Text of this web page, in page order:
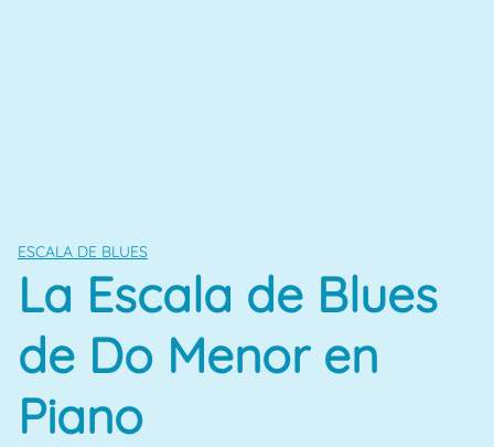
ESCALA DE BLUES
La Escala de Blues
de Do Menor en
Piano